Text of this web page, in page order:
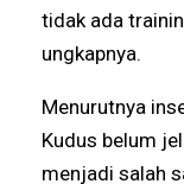
tidak ada
ungkapnya.
Menurutnya
Kudus belum
menjadi salah